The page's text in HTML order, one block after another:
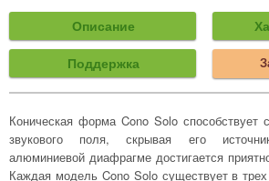
Описание
Поддержка
Коническая форма Cono Solo способствует
звукового поля, скрывая его
алюминиевой диафрагме достигается
Каждая модель Cono Solo существует в